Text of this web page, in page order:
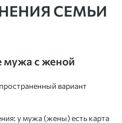
СЕМЬИ
мужа с женой
вариант
у мужа (жены) есть карта